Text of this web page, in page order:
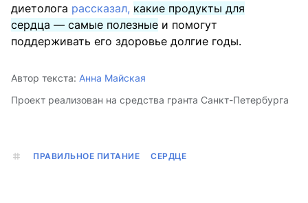
диетолога рассказал, какие продукты для
сердца — самые полезные и помогут
поддерживать его здоровье долгие годы.
Автор текста: Анна Майская
Проект реализован на средства гранта Санкт-Петербурга
ПРАВИЛЬНОЕ ПИТАНИЕ СЕРДЦЕ